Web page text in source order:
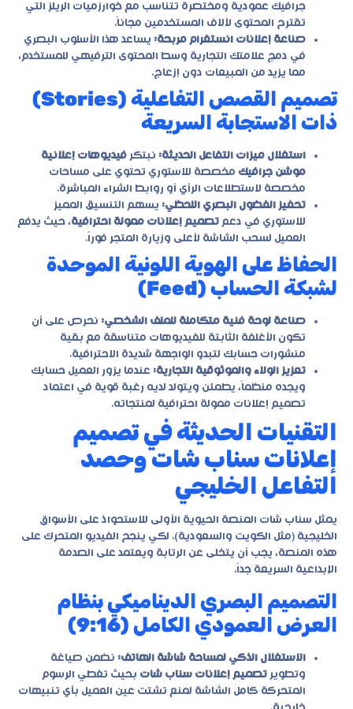
جرافيك عمودية ومختصرة تتناسب مع خوارزميات الريلز التي
تقترح المحتوى لآلاف المستخدمين مجاناً.
صناعة إعلانات انستغرام مربحة: يساعد هذا الأسلوب البصري
في دمج علامتك التجارية وسط المحتوى الترفيهي للمستخدم،
مما يزيد من المبيعات دون إزعاج.
تصميم القصص التفاعلية (Stories)
ذات الاستجابة السريعة
استغلال ميزات التفاعل الحديثة: نبتكر فيديوهات إعلانية
موشن جرافيك مخصصة للاستوري تحتوي على مساحات
مخصصة لاستطلاعات الرأي أو روابط الشراء المباشرة.
تحفيز الفضول البصري اللحظي: يسهم التنسيق المميز
للاستوري في دعم تصميم إعلانات ممولة احترافية، حيث يدفع
العميل لسحب الشاشة لأعلى وزيارة المتجر فوراً.
الحفاظ على الهوية اللونية الموحدة
لشبكة الحساب (Feed)
صناعة لوحة فنية متكاملة للملف الشخصي: نحرص على أن
تكون الأغلفة الثابتة للفيديوهات متناسقة مع بقية
منشورات حسابك لتبدو الواجهة شديدة الاحترافية.
تعزيز الولاء والموثوقية التجارية: عندما يزور العميل حسابك
ويجده منظماً، يطمئن ويتولد لديه رغبة قوية في اعتماد
تصميم إعلانات ممولة احترافية لمنتجاته.
التقنيات الحديثة في تصميم
إعلانات سناب شات وحصد
التفاعل الخليجي
يمثل سناب شات المنصة الحيوية الأولى للاستحواذ على الأسواق
الخليجية (مثل الكويت والسعودية). لكي ينجح الفيديو المتحرك على
هذه المنصة، يجب أن يتخلى عن الرتابة ويعتمد على الصدمة
الإبداعية السريعة جداً.
التصميم البصري الديناميكي بنظام
العرض العمودي الكامل (9:16)
الاستغلال الذكي لمساحة شاشة الهاتف: نضمن صياغة
وتطوير تصميم إعلانات سناب شات بحيث تغطي الرسوم
المتحركة كامل الشاشة لمنع تشتت عين العميل بأي تنبيهات